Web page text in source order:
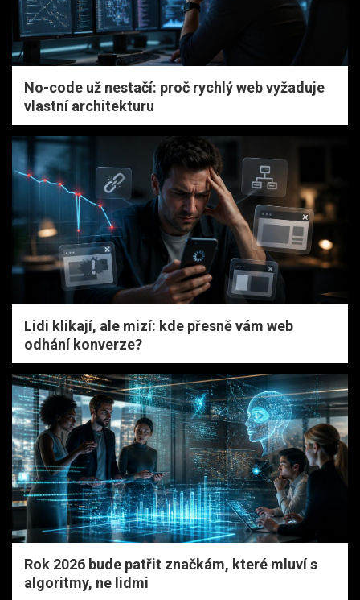
No-code už nestačí: proč rychlý web vyžaduje
vlastní architekturu
Lidi klikají, ale mizí: kde přesně vám web
odhání konverze?
Rok 2026 bude patřit značkám, které mluví s
algoritmy, ne lidmi